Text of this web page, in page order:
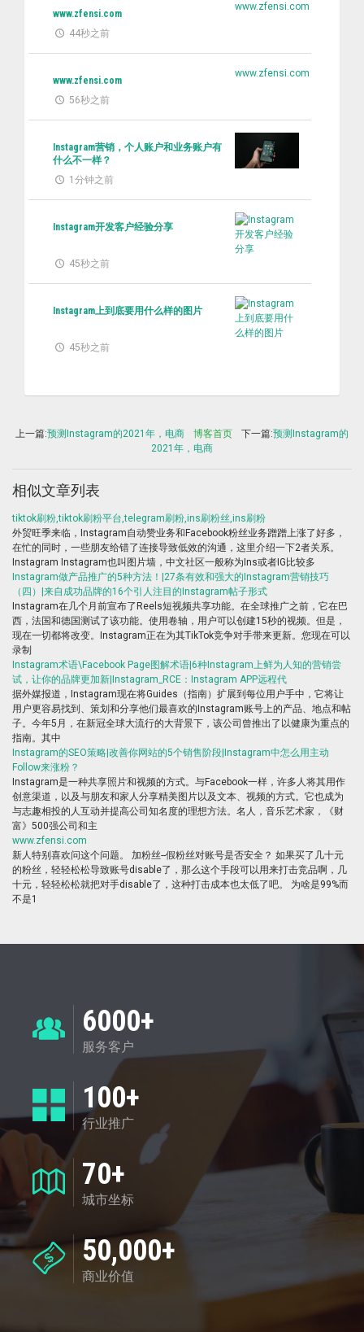
www.zfensi.com
www.zfensi.com
44秒之前
www.zfensi.com
www.zfensi.com
56秒之前
Instagram营销，个人账户和业务账户有
什么不一样？
1分钟之前
Instagram开发客户经验分享
45秒之前
Instagram上到底要用什么样的图片
45秒之前
上一篇:预测Instagram的2021年，电商 博客首页 下一篇:预测Instagram的
2021年，电商
相似文章列表
tiktok刷粉,tiktok刷粉平台,telegram刷粉,ins刷粉丝,ins刷粉
外贸旺季来临，Instagram自动赞业务和Facebook粉丝业务蹭蹭上涨了好多，
在忙的同时，一些朋友给错了连接导致低效的沟通，这里介绍一下2者关系。
Instagram Instagram也叫图片墙，中文社区一般称为Ins或者IG比较多
Instagram做产品推广的5种方法！|27条有效和强大的Instagram营销技巧
（四）|来自成功品牌的16个引人注目的Instagram帖子形式
Instagram在几个月前宣布了Reels短视频共享功能。在全球推广之前，它在巴
西，法国和德国测试了该功能。使用卷轴，用户可以创建15秒的视频。但是，
现在一切都将改变。Instagram正在为其TikTok竞争对手带来更新。您现在可以
录制
Instagram术语\Facebook Page图解术语|6种Instagram上鲜为人知的营销尝
试，让你的品牌更加新|Instagram_RCE：Instagram APP远程代
据外媒报道，Instagram现在将Guides（指南）扩展到每位用户手中，它将让
用户更容易找到、策划和分享他们最喜欢的Instagram账号上的产品、地点和帖
子。今年5月，在新冠全球大流行的大背景下，该公司曾推出了以健康为重点的
指南。其中
Instagram的SEO策略|改善你网站的5个销售阶段|Instagram中怎么用主动
Follow来涨粉？
Instagram是一种共享照片和视频的方式。与Facebook一样，许多人将其用作
创意渠道，以及与朋友和家人分享精美图片以及文本、视频的方式。它也成为
与志趣相投的人互动并提高公司知名度的理想方法。名人，音乐艺术家，《财
富》500强公司和主
www.zfensi.com
新人特别喜欢问这个问题。 加粉丝--假粉丝对账号是否安全？ 如果买了几十元
的粉丝，轻轻松松导致账号disable了，那么这个手段可以用来打击竞品啊，几
十元，轻轻松松就把对手disable了，这种打击成本也太低了吧。 为啥是99%而
不是1
6000+
服务客户
100+
行业推广
70+
城市坐标
50,000+
商业价值